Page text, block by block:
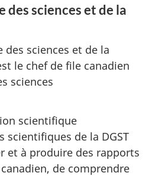
sciences et de la
des sciences et de la
le chef de file canadien
sciences
scientifique
scientifiques de la DGST
et à produire des rapports
de comprendre